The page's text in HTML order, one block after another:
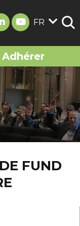
FR
Adhérer
FUND